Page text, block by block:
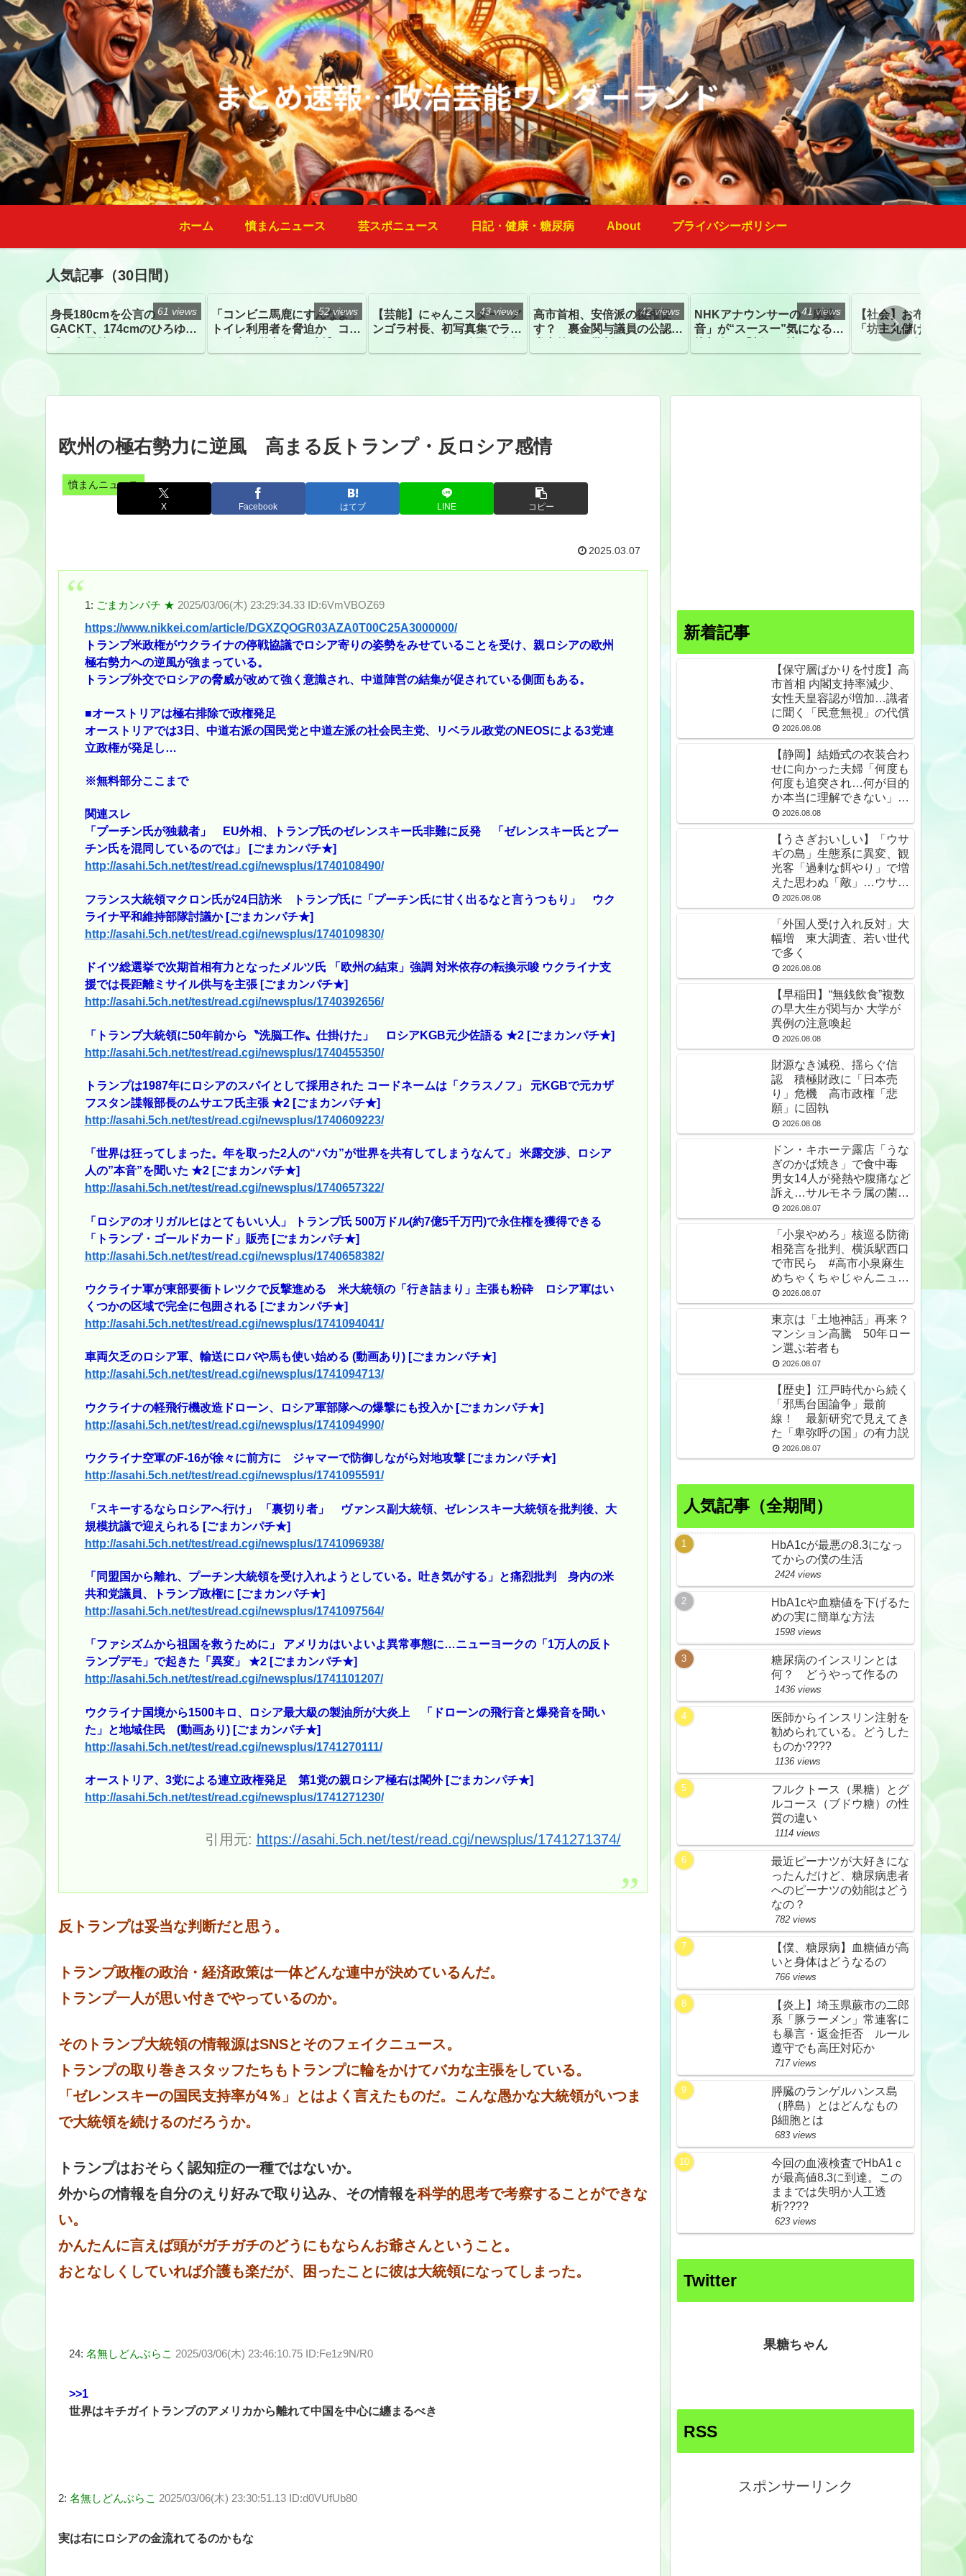
ホーム 憤まんニュース 芸スポニュース 日記・健康・糖尿病 About プライバシーポリシー
人気記事（30日間）
身長180cmを公言の
GACKT、174cmのひろゆき
トざわつき イベントでの写
61 views
「コンビニ馬鹿にすんなよ」
トイレ利用者を脅迫か コン
52 views
【芸能】にゃんこスター・ア
ンゴラ村長、初写真集でラン
はデジタル写真集が異例の大
43 views
高市首相、安倍派の復権促
す？ 裏金関与議員の公認、
42 views
NHKアナウンサーの「摩擦
音」が“スースー”気になる指
聴こえる。聴きづらい」
41 views
【社会】お布施、戒
「坊主丸儲け」は
ほとんどが年収３０
下「地方の寺の僧侶
欧州の極右勢力に逆風 高まる反トランプ・反ロシア感情
憤まんニュース
X Facebook はてブ LINE コピー
2025.03.07
1: ごまカンパチ ★ 2025/03/06(木) 23:29:34.33 ID:6VmVBOZ69
https://www.nikkei.com/article/DGXZQOGR03AZA0T00C25A3000000/
トランプ米政権がウクライナの停戦協議でロシア寄りの姿勢をみせていることを受け、親ロシアの欧州
極右勢力への逆風が強まっている。
トランプ外交でロシアの脅威が改めて強く意識され、中道陣営の結集が促されている側面もある。
■オーストリアは極右排除で政権発足
オーストリアでは3日、中道右派の国民党と中道左派の社会民主党、リベラル政党のNEOSによる3党連
立政権が発足し…
※無料部分ここまで
関連スレ
「プーチン氏が独裁者」 EU外相、トランプ氏のゼレンスキー氏非難に反発 「ゼレンスキー氏とプー
チン氏を混同しているのでは」 [ごまカンパチ★]
http://asahi.5ch.net/test/read.cgi/newsplus/1740108490/
フランス大統領マクロン氏が24日訪米 トランプ氏に「プーチン氏に甘く出るなと言うつもり」 ウク
ライナ平和維持部隊討議か [ごまカンパチ★]
http://asahi.5ch.net/test/read.cgi/newsplus/1740109830/
ドイツ総選挙で次期首相有力となったメルツ氏 「欧州の結束」強調 対米依存の転換示唆 ウクライナ支
援では長距離ミサイル供与を主張 [ごまカンパチ★]
http://asahi.5ch.net/test/read.cgi/newsplus/1740392656/
「トランプ大統領に50年前から〝洗脳工作〟仕掛けた」 ロシアKGB元少佐語る ★2 [ごまカンパチ★]
http://asahi.5ch.net/test/read.cgi/newsplus/1740455350/
トランプは1987年にロシアのスパイとして採用された コードネームは「クラスノフ」 元KGBで元カザ
フスタン諜報部長のムサエフ氏主張 ★2 [ごまカンパチ★]
http://asahi.5ch.net/test/read.cgi/newsplus/1740609223/
「世界は狂ってしまった。年を取った2人の“バカ”が世界を共有してしまうなんて」 米露交渉、ロシア
人の”本音”を聞いた ★2 [ごまカンパチ★]
http://asahi.5ch.net/test/read.cgi/newsplus/1740657322/
「ロシアのオリガルヒはとてもいい人」 トランプ氏 500万ドル(約7億5千万円)で永住権を獲得できる
「トランプ・ゴールドカード」販売 [ごまカンパチ★]
http://asahi.5ch.net/test/read.cgi/newsplus/1740658382/
ウクライナ軍が東部要衝トレツクで反撃進める 米大統領の「行き詰まり」主張も粉砕 ロシア軍はい
くつかの区域で完全に包囲される [ごまカンパチ★]
http://asahi.5ch.net/test/read.cgi/newsplus/1741094041/
車両欠乏のロシア軍、輸送にロバや馬も使い始める (動画あり) [ごまカンパチ★]
http://asahi.5ch.net/test/read.cgi/newsplus/1741094713/
ウクライナの軽飛行機改造ドローン、ロシア軍部隊への爆撃にも投入か [ごまカンパチ★]
http://asahi.5ch.net/test/read.cgi/newsplus/1741094990/
ウクライナ空軍のF-16が徐々に前方に ジャマーで防御しながら対地攻撃 [ごまカンパチ★]
http://asahi.5ch.net/test/read.cgi/newsplus/1741095591/
「スキーするならロシアへ行け」 「裏切り者」 ヴァンス副大統領、ゼレンスキー大統領を批判後、大
規模抗議で迎えられる [ごまカンパチ★]
http://asahi.5ch.net/test/read.cgi/newsplus/1741096938/
「同盟国から離れ、プーチン大統領を受け入れようとしている。吐き気がする」と痛烈批判 身内の米
共和党議員、トランプ政権に [ごまカンパチ★]
http://asahi.5ch.net/test/read.cgi/newsplus/1741097564/
「ファシズムから祖国を救うために」 アメリカはいよいよ異常事態に…ニューヨークの「1万人の反ト
ランプデモ」で起きた「異変」 ★2 [ごまカンパチ★]
http://asahi.5ch.net/test/read.cgi/newsplus/1741101207/
ウクライナ国境から1500キロ、ロシア最大級の製油所が大炎上 「ドローンの飛行音と爆発音を聞い
た」と地域住民 (動画あり) [ごまカンパチ★]
http://asahi.5ch.net/test/read.cgi/newsplus/1741270111/
オーストリア、3党による連立政権発足 第1党の親ロシア極右は閣外 [ごまカンパチ★]
http://asahi.5ch.net/test/read.cgi/newsplus/1741271230/
引用元: https://asahi.5ch.net/test/read.cgi/newsplus/1741271374/
反トランプは妥当な判断だと思う。
トランプ政権の政治・経済政策は一体どんな連中が決めているんだ。
トランプ一人が思い付きでやっているのか。
そのトランプ大統領の情報源はSNSとそのフェイクニュース。
トランプの取り巻きスタッフたちもトランプに輪をかけてバカな主張をしている。
「ゼレンスキーの国民支持率が4％」とはよく言えたものだ。
こんな愚かな大統領がいつま
で大統領を続けるのだろうか。
トランプはおそらく認知症の一種ではないか。
外からの情報を自分のえり好みで取り込み、その情報を科学的思考で考察することができな
い。
かんたんに言えば頭がガチガチのどうにもならんお爺さんということ。
おとなしくしていれば介護も楽だが、困ったことに彼は大統領になってしまった。
24: 名無しどんぶらこ 2025/03/06(木) 23:46:10.75 ID:Fe1z9N/R0
>>1
世界はキチガイトランプのアメリカから離れて中国を中心に纏まるべき
2: 名無しどんぶらこ 2025/03/06(木) 23:30:51.13 ID:d0VUfUb80
実は右にロシアの金流れてるのかもな
新着記事
【保守層ばかりを忖度】高
市首相 内閣支持率減少、
女性天皇容認が増加…識者
に聞く「民意無視」の代償
2026.08.08
【静岡】結婚式の衣装合わ
せに向かった夫婦「何度も
何度も追突され…何が目的
か本当に理解できない」東
名高速で続いた約1.7キロ
の追突
2026.08.08
【うさぎおいしい】「ウサ
ギの島」生態系に異変、観
光客「過剰な餌やり」で増
えた思わぬ「敵」…ウサギ
襲い口でくわえる姿も 大
久野島
2026.08.08
「外国人受け入れ反対」大
幅増 東大調査、若い世代
で多く
2026.08.08
【早稲田】“無銭飲食”複数
の早大生が関与か 大学が
異例の注意喚起
2026.08.08
財源なき減税、揺らぐ信
認 積極財政に「日本売
り」危機 高市政権「悲
願」に固執
2026.08.08
ドン・キホーテ露店「うな
ぎのかば焼き」で食中毒
男女14人が発熱や腹痛など
訴え…サルモネラ属の菌検
出2026.08.07
「小泉やめろ」核巡る防衛
相発言を批判、横浜駅西口
で市民ら #高市小泉麻生
めちゃくちゃじゃんニュー
スdeプロテスト
2026.08.07
東京は「土地神話」再来？
マンション高騰 50年ロー
ン選ぶ若者も
2026.08.07
【歴史】江戸時代から続く
「邪馬台国論争」最前
線！ 最新研究で見えてき
た「卑弥呼の国」の有力説
2026.08.07
人気記事（全期間）
HbA1cが最悪の8.3になっ
てからの僕の生活
2424 views
HbA1cや血糖値を下げるた
めの実に簡単な方法
1598 views
糖尿病のインスリンとは
何？ どうやって作るの
1436 views
医師からインスリン注射を
勧められている。どうした
ものか????
1136 views
フルクトース（果糖）とグ
ルコース（ブドウ糖）の性
質の違い
1114 views
最近ピーナツが大好きにな
ったんだけど、糖尿病患者
へのピーナツの効能はどう
なの？
782 views
【僕、糖尿病】血糖値が高
いと身体はどうなるの
766 views
【炎上】埼玉県蕨市の二郎
系「豚ラーメン」常連客に
も暴言・返金拒否 ルール
遵守でも高圧対応か
717 views
膵臓のランゲルハンス島
（膵島）とはどんなもの
β細胞とは
683 views
今回の血液検査でHbA1ｃ
が最高値8.3に到達。この
ままでは失明か人工透
析????
623 views
Twitter
果糖ちゃん
RSS
スポンサーリンク